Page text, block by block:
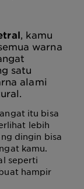
, kamu
warna
satu
alami
itu bisa
lebih
dingin bisa
kamu.
seperti
hampir